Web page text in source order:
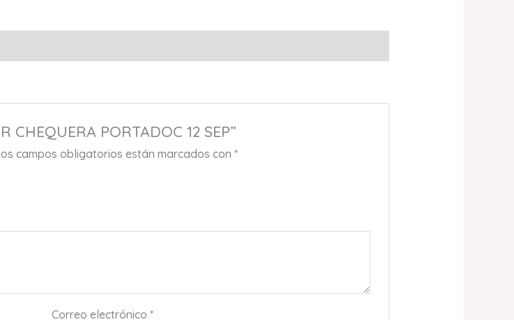
PORTADOC 12 SEP”
campos obligatorios están marcados con*
Correo electrónico*